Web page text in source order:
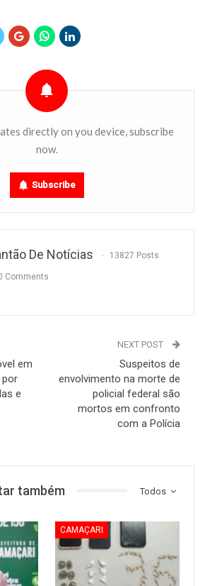
directly on you device, subscribe
now.
Subscribe
De Notícias 13827 Posts
Comments
em
por
e
NEXT POST
Suspeitos de
envolvimento na morte de
policial federal são
mortos em confronto
com a Polícia
Todos
também
CAMAÇARI